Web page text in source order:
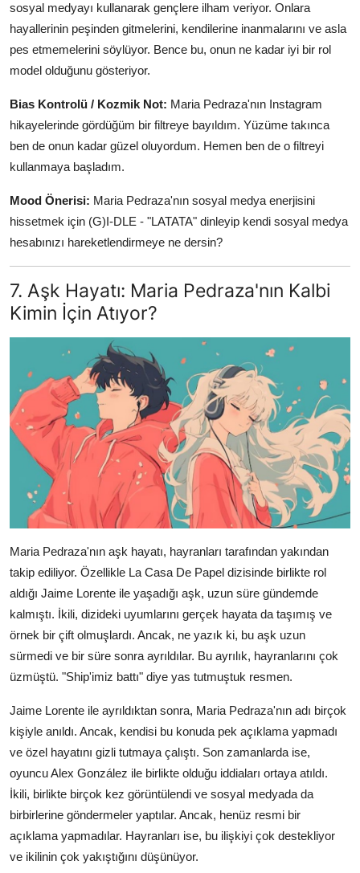
sosyal medyayı kullanarak gençlere ilham veriyor. Onlara
hayallerinin peşinden gitmelerini, kendilerine inanmalarını ve asla
pes etmemelerini söylüyor. Bence bu, onun ne kadar iyi bir rol
model olduğunu gösteriyor.
Bias Kontrolü / Kozmik Not: Maria Pedraza'nın Instagram
hikayelerinde gördüğüm bir filtreye bayıldım. Yüzüme takınca
ben de onun kadar güzel oluyordum. Hemen ben de o filtreyi
kullanmaya başladım.
Mood Önerisi: Maria Pedraza'nın sosyal medya enerjisini
hissetmek için (G)I-DLE - "LATATA" dinleyip kendi sosyal medya
hesabınızı hareketlendirmeye ne dersin?
7. Aşk Hayatı: Maria Pedraza'nın Kalbi
Kimin İçin Atıyor?
Maria Pedraza'nın aşk hayatı, hayranları tarafından yakından
takip ediliyor. Özellikle La Casa De Papel dizisinde birlikte rol
aldığı Jaime Lorente ile yaşadığı aşk, uzun süre gündemde
kalmıştı. İkili, dizideki uyumlarını gerçek hayata da taşımış ve
örnek bir çift olmuşlardı. Ancak, ne yazık ki, bu aşk uzun
sürmedi ve bir süre sonra ayrıldılar. Bu ayrılık, hayranlarını çok
üzmüştü. "Ship'imiz battı" diye yas tutmuştuk resmen.
Jaime Lorente ile ayrıldıktan sonra, Maria Pedraza'nın adı birçok
kişiyle anıldı. Ancak, kendisi bu konuda pek açıklama yapmadı
ve özel hayatını gizli tutmaya çalıştı. Son zamanlarda ise,
oyuncu Alex González ile birlikte olduğu iddiaları ortaya atıldı.
İkili, birlikte birçok kez görüntülendi ve sosyal medyada da
birbirlerine göndermeler yaptılar. Ancak, henüz resmi bir
açıklama yapmadılar. Hayranları ise, bu ilişkiyi çok destekliyor
ve ikilinin çok yakıştığını düşünüyor.